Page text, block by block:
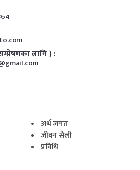
लागि ) :
अर्थ जगत
जीवन सैली
प्रविधि